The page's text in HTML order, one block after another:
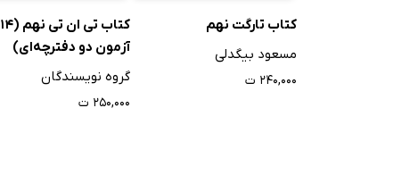
کتاب تارگت نهم
مسعود بیگدلی
۲۴۰,۰۰۰ ت
کتاب تی ان تی نهم (14
آزمون دو دفترچه‌ای)
گروه نویسندگان
۲۵۰,۰۰۰ ت